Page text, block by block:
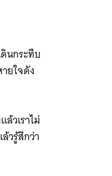
นกระทืบ
ยใจดัง
วเราไม่
วรู้สึกว่า